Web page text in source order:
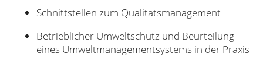
Schnittstellen zum Qualitätsmanagement
Betrieblicher Umweltschutz und Beurteilung
eines Umweltmanagementsystems in der Praxis